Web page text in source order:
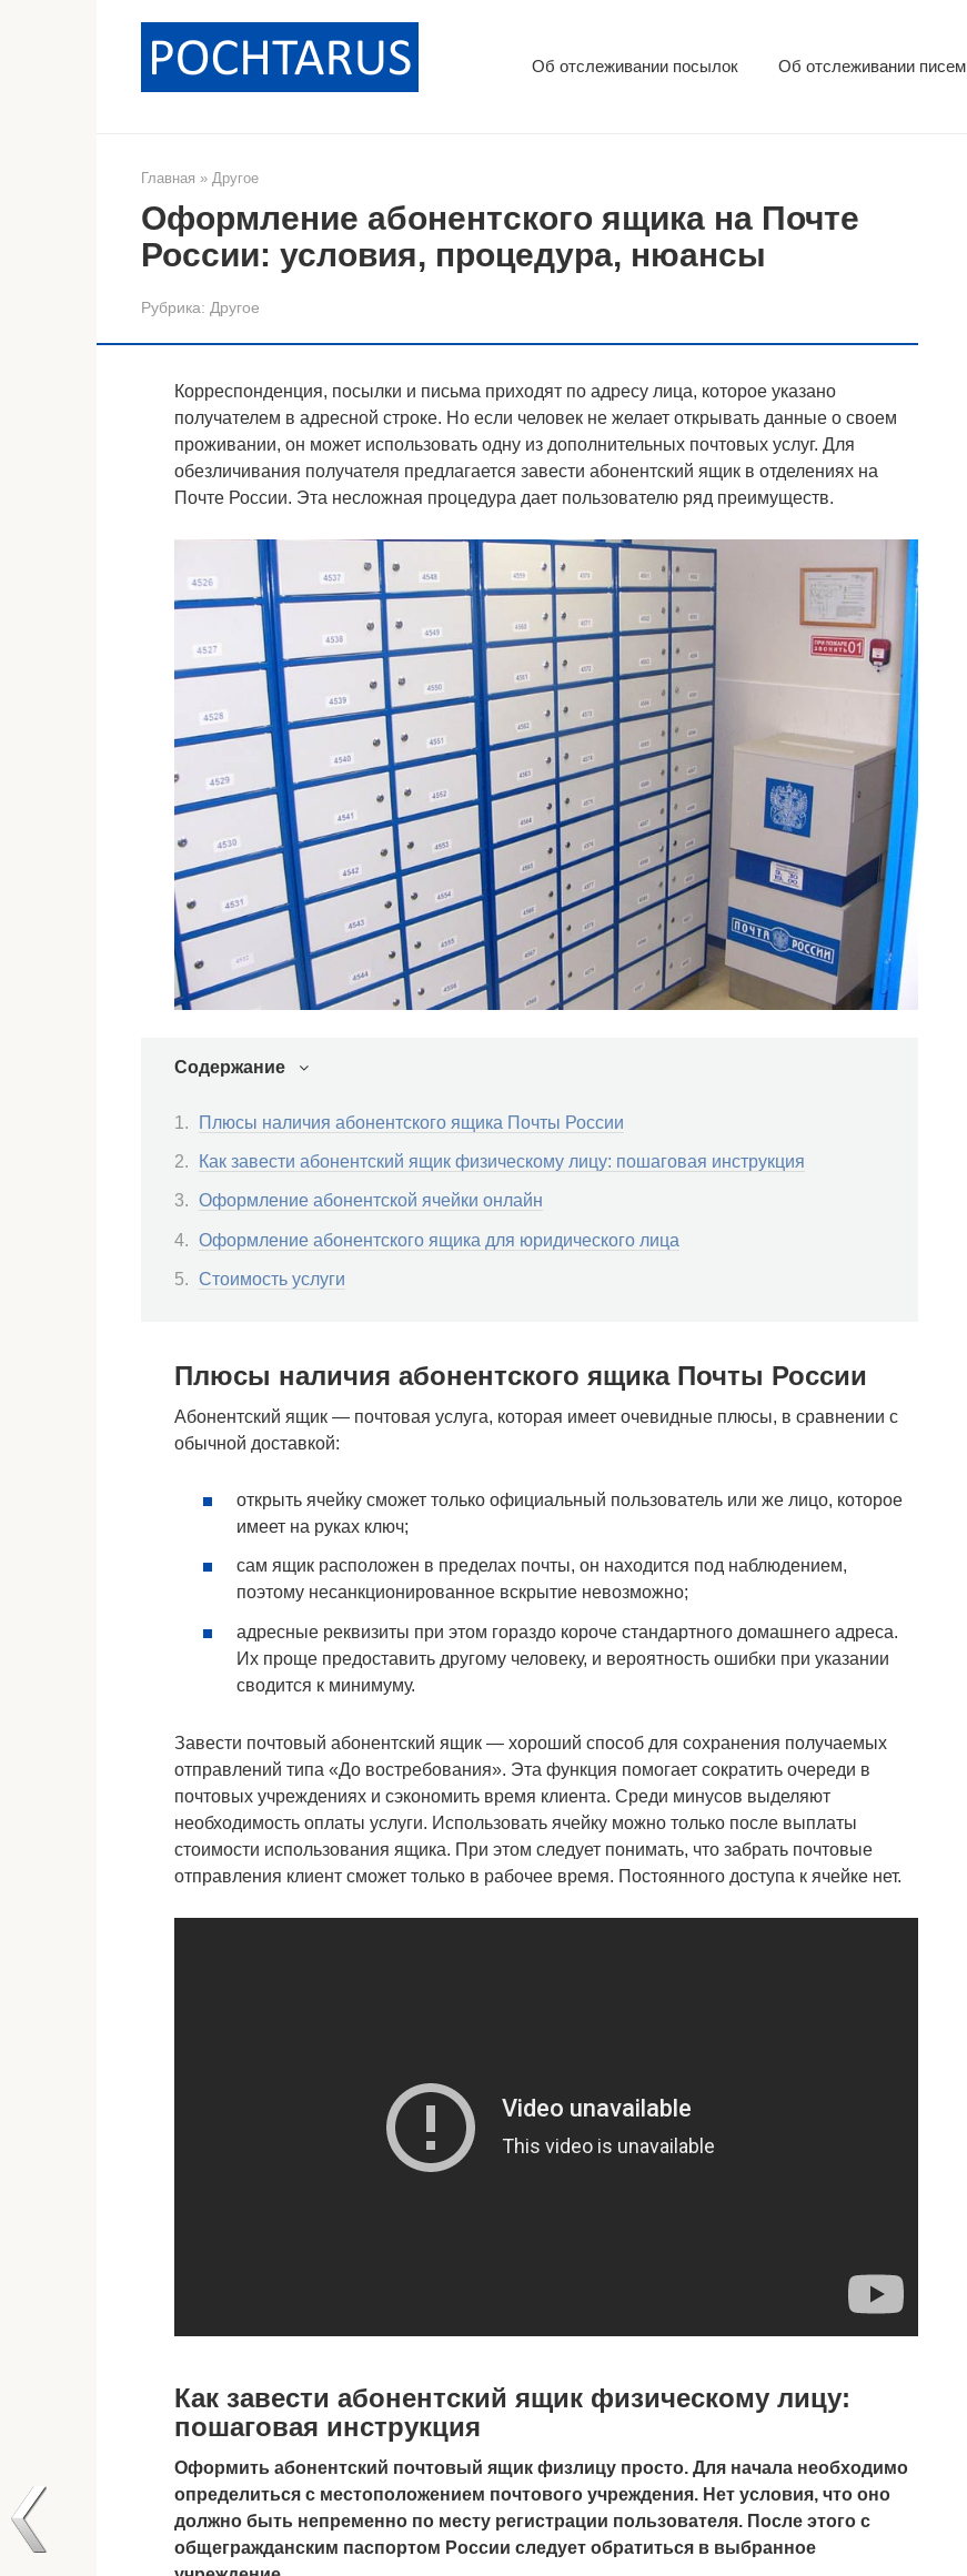
Об отслеживании посылок Об отслеживании писем
Главная » Другое
Оформление абонентского ящика на Почте
России: условия, процедура, нюансы
Рубрика: Другое
Корреспонденция, посылки и письма приходят по адресу лица, которое указано
получателем в адресной строке. Но если человек не желает открывать данные о своем
проживании, он может использовать одну из дополнительных почтовых услуг. Для
обезличивания получателя предлагается завести абонентский ящик в отделениях на
Почте России. Эта несложная процедура дает пользователю ряд преимуществ.
Содержание
Плюсы наличия абонентского ящика Почты России
Как завести абонентский ящик физическому лицу: пошаговая инструкция
Оформление абонентской ячейки онлайн
Оформление абонентского ящика для юридического лица
Стоимость услуги
Плюсы наличия абонентского ящика Почты России
Абонентский ящик — почтовая услуга, которая имеет очевидные плюсы, в сравнении с
обычной доставкой:
открыть ячейку сможет только официальный пользователь или же лицо, которое
имеет на руках ключ;
сам ящик расположен в пределах почты, он находится под наблюдением,
поэтому несанкционированное вскрытие невозможно;
адресные реквизиты при этом гораздо короче стандартного домашнего адреса.
Их проще предоставить другому человеку, и вероятность ошибки при указании
сводится к минимуму.
Завести почтовый абонентский ящик — хороший способ для сохранения получаемых
отправлений типа «До востребования». Эта функция помогает сократить очереди в
почтовых учреждениях и сэкономить время клиента. Среди минусов выделяют
необходимость оплаты услуги. Использовать ячейку можно только после выплаты
стоимости использования ящика. При этом следует понимать, что забрать почтовые
отправления клиент сможет только в рабочее время. Постоянного доступа к ячейке нет.
Как завести абонентский ящик физическому лицу:
пошаговая инструкция
Оформить абонентский почтовый ящик физлицу просто. Для начала необходимо
определиться с местоположением почтового учреждения. Нет условия, что оно
должно быть непременно по месту регистрации пользователя. После этого с
общегражданским паспортом России следует обратиться в выбранное